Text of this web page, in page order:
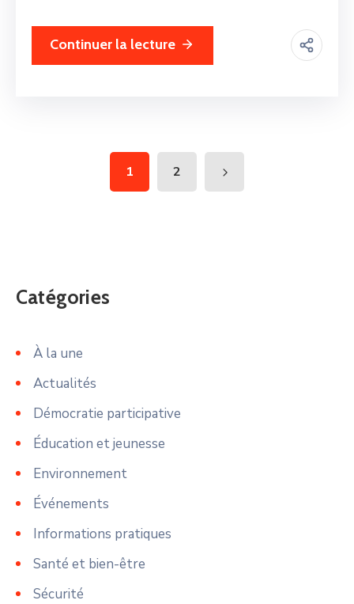
Continuer la lecture
1 2
Catégories
À la une
Actualités
Démocratie participative
Éducation et jeunesse
Environnement
Événements
Informations pratiques
Santé et bien-être
Sécurité